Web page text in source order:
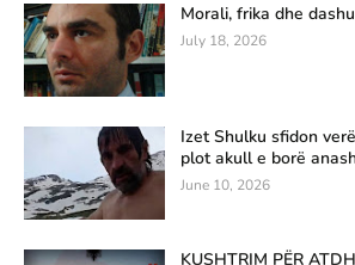
Morali, frika dhe
July 18, 2026
Izet Shulku sfidon
plot akull e borë
June 10, 2026
KUSHTRIM PËR